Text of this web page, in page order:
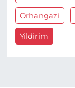
Orhangazi
Yildirim